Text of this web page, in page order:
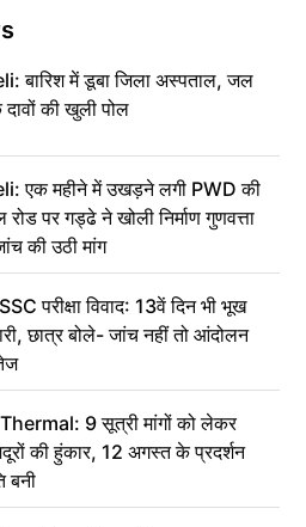
बारिश में डूबा जिला अस्पताल, जल
की खुली पोल
एक महीने में उखड़ने लगी PWD की
पर गड्ढे ने खोली निर्माण गुणवत्ता
की उठी मांग
परीक्षा विवाद: 13वें दिन भी भूख
छात्र बोले- जांच नहीं तो आंदोलन
9 सूत्री मांगों को लेकर
की हुंकार, 12 अगस्त के प्रदर्शन
बनी